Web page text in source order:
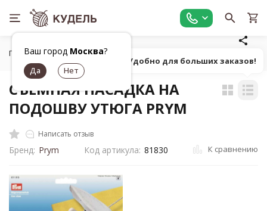
Ваш город Москва?
Главная Средства для ухода
СЪЕМНАЯ НАСАДКА НА
ПОДОШВУ УТЮГА PRYM
Написать отзыв
Бренд: Prym Код артикула: 81830 К сравнению
Попробуй! Удобно для больших заказов!